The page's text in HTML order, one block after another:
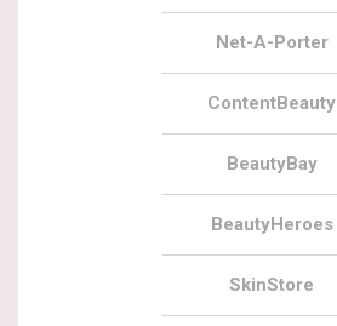
Net-A-Porter
ContentBeauty
BeautyBay
BeautyHeroes
SkinStore